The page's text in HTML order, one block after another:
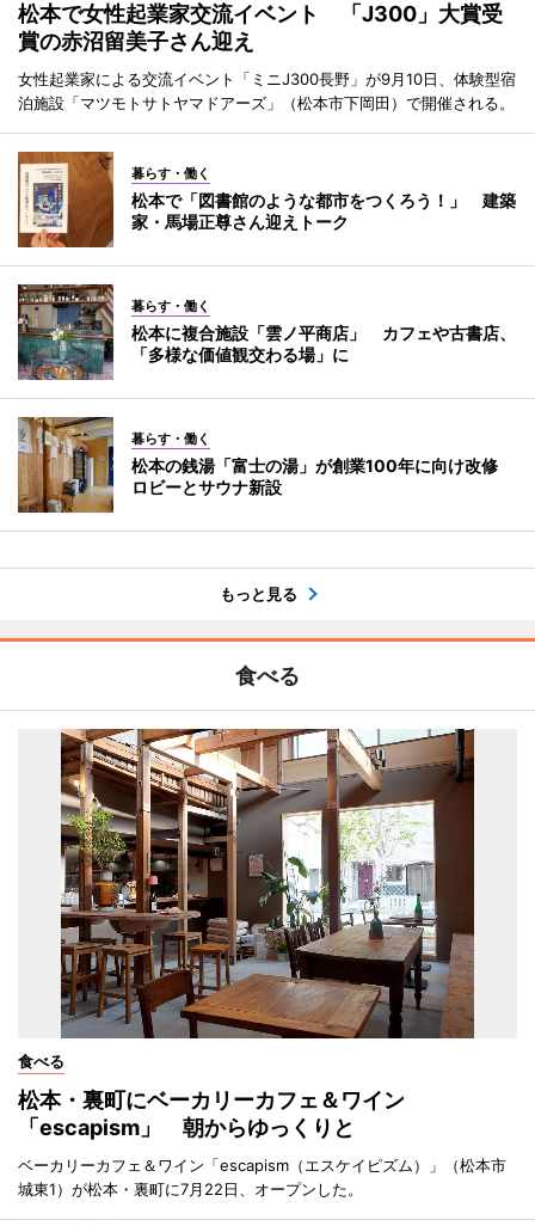
松本で女性起業家交流イベント 「J300」大賞受
賞の赤沼留美子さん迎え
女性起業家による交流イベント「ミニJ300長野」が9月10日、体験型宿
泊施設「マツモトサトヤマドアーズ」（松本市下岡田）で開催される。
暮らす・働く
松本で「図書館のような都市をつくろう！」 建築
家・馬場正尊さん迎えトーク
暮らす・働く
松本に複合施設「雲ノ平商店」 カフェや古書店、
「多様な価値観交わる場」に
暮らす・働く
松本の銭湯「富士の湯」が創業100年に向け改修
ロビーとサウナ新設
もっと見る
食べる
食べる
松本・裏町にベーカリーカフェ＆ワイン
「escapism」 朝からゆっくりと
ベーカリーカフェ＆ワイン「escapism（エスケイピズム）」（松本市
城東1）が松本・裏町に7月22日、オープンした。